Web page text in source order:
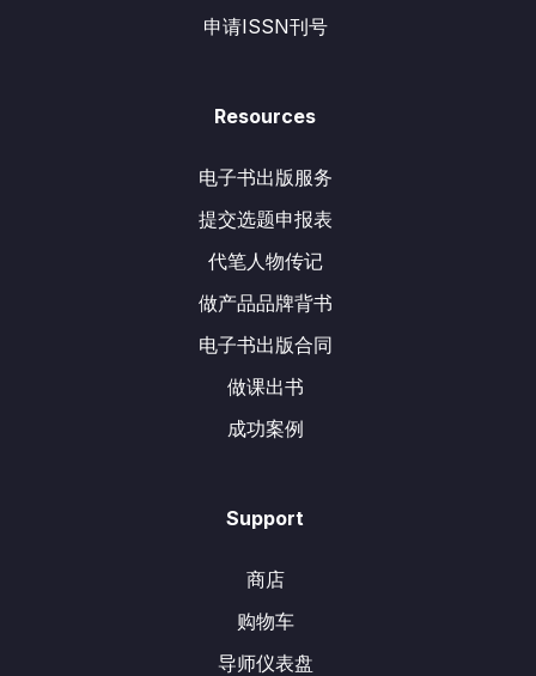
申请ISSN刊号
Resources
电子书出版服务
提交选题申报表
代笔人物传记
做产品品牌背书
电子书出版合同
做课出书
成功案例
Support
商店
购物车
导师仪表盘